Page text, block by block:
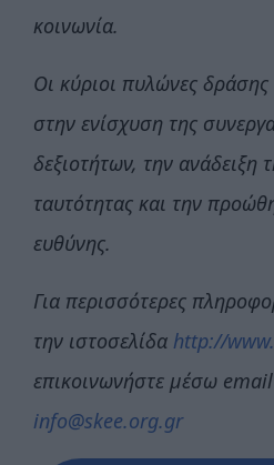
κοινωνία.
Οι κύριοι πυλώνες
στην ενίσχυση της
δεξιοτήτων, την ανάδειξη
ταυτότητας και την
ευθύνης.
Για περισσότερες
την ιστοσελίδα http://
επικοινωνήστε μέσω
info@skee.org.gr